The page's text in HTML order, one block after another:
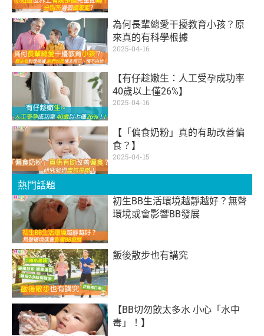
為何長輩總愛干擾教育小孩？原
來真的有科學根據
2025-04-16
【有仔趁嫩生：人工受孕成功率
40歲以上僅26%】
2025-04-16
【「偏食奶粉」真的有助改善偏
食？】
2025-04-15
熱門話題
初生BB生活環境越靜越好？無聲
環境或會影響BB發展
飯後散步也有講究
【BB切勿飲太多水 小心「水中
毒」！】